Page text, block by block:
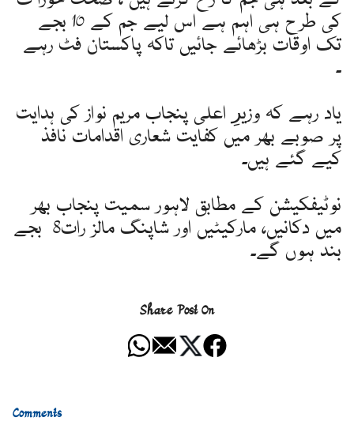
کی طرح ہی اہم ہے اس لیے جم کے 10 بجے
تک اوقات بڑھائے جائیں تاکہ پاکستان فٹ رہے
۔
یاد رہے کہ وزیرِ اعلی پنجاب مریم نواز کی ہدایت
پر صوبے بھر میں کفایت شعاری اقدامات نافذ
کیے گئے ہیں۔
نوٹیفکیشن کے مطابق لاہور سمیت پنجاب بھر
میں دکانیں، مارکیٹیں اور شاپنگ مالز رات8 بجے
بند ہوں گے۔
Share Post On
Comments